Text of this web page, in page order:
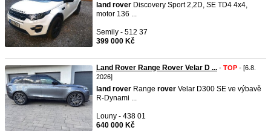
land rover Discovery Sport 2,2D, SE TD4 4x4,
motor 136 ...
Semily - 512 37
399 000 Kč
Land Rover Range Rover Velar D ... - TOP - [6.8.
2026]
land rover Range rover Velar D300 SE ve výbavě
R-Dynami ...
Louny - 438 01
640 000 Kč